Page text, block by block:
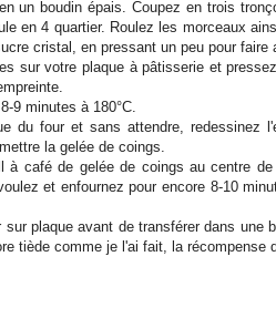
un boudin épais. Coupez en trois
en 4 quartier. Roulez les morceaux
cristal, en pressant un peu pour faire
sur votre plaque à pâtisserie et
9 minutes à 180°C.
du four et sans attendre, redessinez
la gelée de coings.
à café de gelée de coings au centre
et enfournez pour encore 8-10
sur plaque avant de transférer dans une
tiède comme je l'ai fait, la récompense